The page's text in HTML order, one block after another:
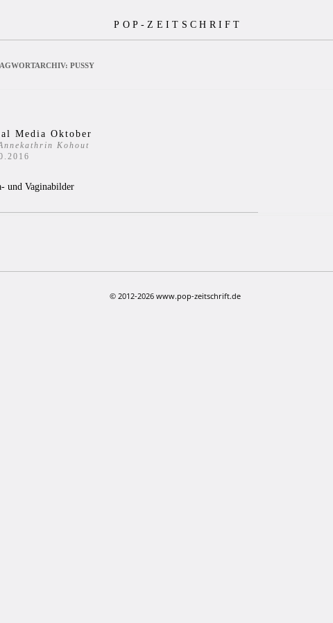
POP-ZEITSCHRIFT
PUSSY
Media Oktober
Kohout
und Vaginabilder
© 2012-2026 www.pop-zeitschrift.de